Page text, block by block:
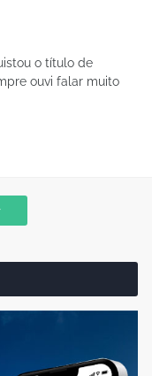
o título de
ouvi falar muito